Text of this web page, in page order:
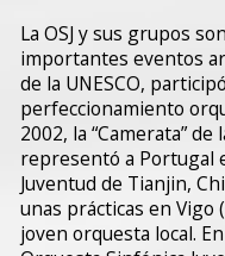
La OSJ y sus grupos
importantes eventos
de la UNESCO,
perfeccionamiento
2002, la “Camerata”
representó a Portugal
Juventud de Tianjin,
unas prácticas en Vigo
joven orquesta local.